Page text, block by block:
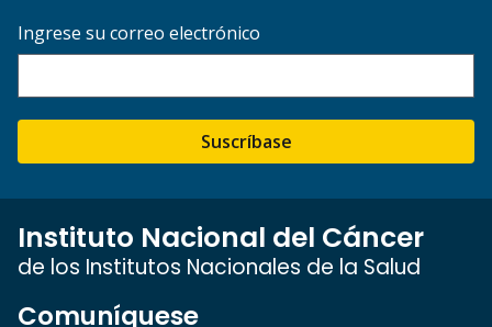
Ingrese su correo electrónico
Suscríbase
Instituto Nacional del Cáncer
de los Institutos Nacionales de la Salud
Comuníquese